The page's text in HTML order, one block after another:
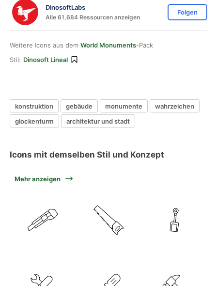
DinosoftLabs
Alle 61,684 Ressourcen anzeigen
Folgen
Weitere Icons aus dem World Monuments-Pack
Stil: Dinosoft Lineal
konstruktion gebäude monumente
wahrzeichen
glockenturm
architektur und stadt
Icons mit demselben Stil und Konzept
Mehr anzeigen